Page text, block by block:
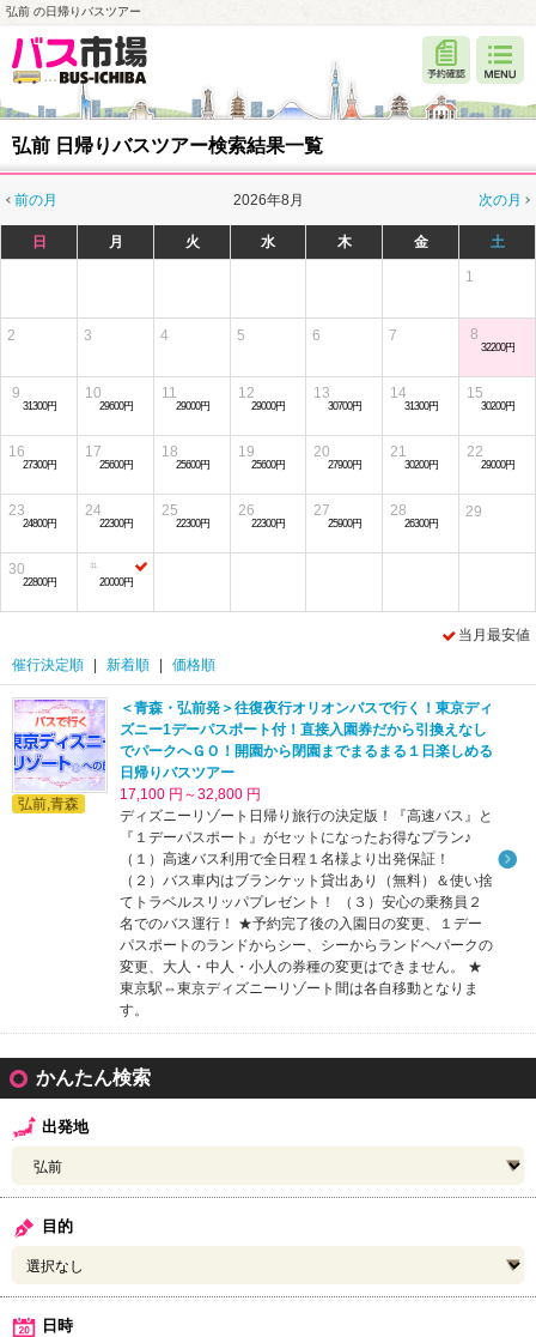
弘前 の日帰りバスツアー
弘前 日帰りバスツアー検索結果一覧
前の月 次の月
2026年8月
日 月 火 水 木 金 土
1
2 3 4 5 6 7 8
32200円
9
31300円
10
29600円
11
29000円
12
29000円
13
30700円
14
31300円
15
30200円
16
27300円
17
25600円
18
25600円
19
25600円
20
27900円
21
30200円
22
29000円
23
24800円
24
22300円
25
22300円
26
22300円
27
25900円
28
26300円
29
30
22800円 20000円
当月最安値
催行決定順
新着順 価格順
弘前,青森
＜青森・弘前発＞往復夜行オリオンバスで行く！東京ディ
ズニー1デーパスポート付！直接入園券だから引換えなし
でパークへＧＯ！開園から閉園までまるまる１日楽しめる
日帰りバスツアー
17,100 円～32,800 円
ディズニーリゾート日帰り旅行の決定版！『高速バス』と
『１デーパスポート』がセットになったお得なプラン♪
（１）高速バス利用で全日程１名様より出発保証！
（２）バス車内はブランケット貸出あり（無料）＆使い捨
てトラベルスリッパプレゼント！ （３）安心の乗務員２
名でのバス運行！ ★予約完了後の入園日の変更、１デー
パスポートのランドからシー、シーからランドヘパークの
変更、大人・中人・小人の券種の変更はできません。 ★
東京駅⇔東京ディズニーリゾート間は各自移動となりま
す。
かんたん検索
出発地
目的
日時